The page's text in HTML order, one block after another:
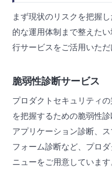
まず現状のリスクを把握
的な運用体制まで整えた
行サービスをご活用いただ
脆弱性診断サービス
プロダクトセキュリティ
を把握するための脆弱性
アプリケーション診断、
フォーム診断など、プロ
ニューをご用意しています